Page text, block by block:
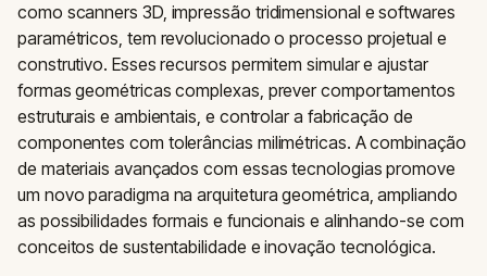
como scanners 3D, impressão tridimensional e softwares
paramétricos, tem revolucionado o processo projetual e
construtivo. Esses recursos permitem simular e ajustar
formas geométricas complexas, prever comportamentos
estruturais e ambientais, e controlar a fabricação de
componentes com tolerâncias milimétricas. A combinação
de materiais avançados com essas tecnologias promove
um novo paradigma na arquitetura geométrica, ampliando
as possibilidades formais e funcionais e alinhando-se com
conceitos de sustentabilidade e inovação tecnológica.